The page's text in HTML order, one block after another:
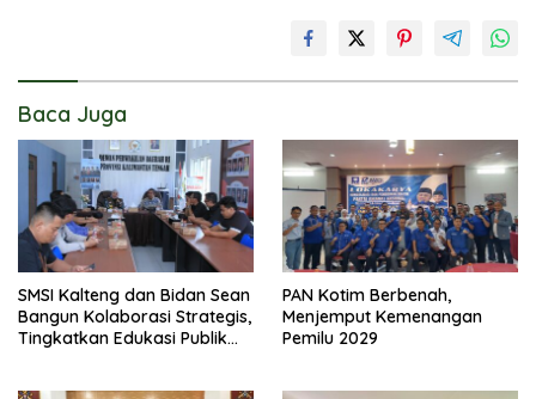
Baca Juga
SMSI Kalteng dan Bidan Sean
Bangun Kolaborasi Strategis,
Tingkatkan Edukasi Publik
PAN Kotim Berbenah,
Menjemput Kemenangan
Pemilu 2029